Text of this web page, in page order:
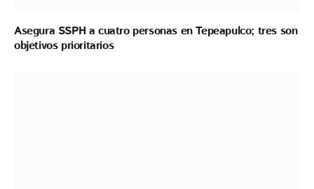
Asegura SSPH a cuatro personas en Tepeapulco; tres son
objetivos prioritarios